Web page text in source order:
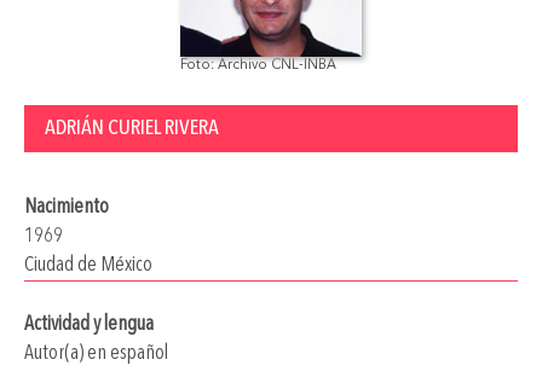
Foto: Archivo CNL-INBA
ADRIÁN CURIEL RIVERA
Nacimiento
1969
Ciudad de México
Actividad y lengua
Autor(a) en español